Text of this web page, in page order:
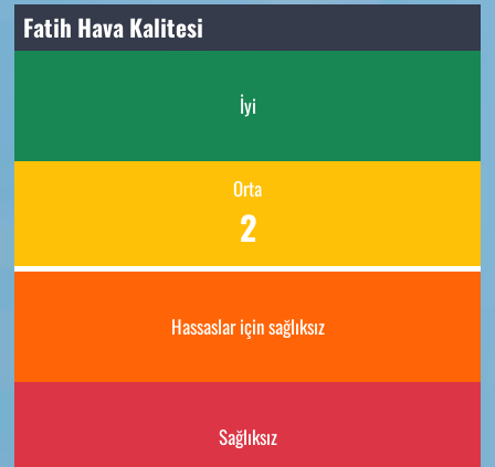
Fatih Hava Kalitesi
İyi
Orta
2
Hassaslar için sağlıksız
Sağlıksız